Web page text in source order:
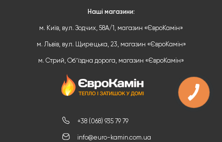
+38 (068) 935 79 79
info@euro-kamin.com.ua
Наші магазини:
м. Київ, вул. Зодчих, 58А/1, магазин «ЄвроКамін»
м. Львів, вул. Щирецька, 23, магазин «ЄвроКамін»
м. Стрий, Обʼїздна дорога, магазин «ЄвроКамін»